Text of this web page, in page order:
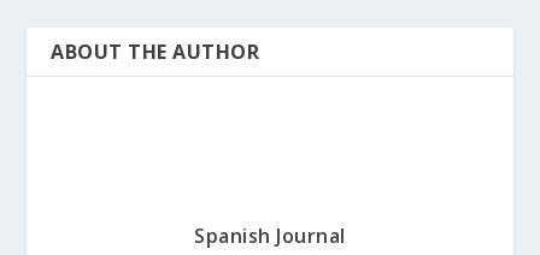
ABOUT THE AUTHOR
Spanish Journal